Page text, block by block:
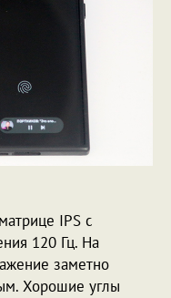
IPS с
120 Гц. На
заметно
Хорошие углы